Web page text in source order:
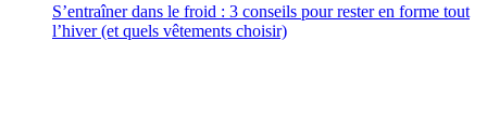
S’entraîner dans le froid : 3 conseils pour rester en forme tout
l’hiver (et quels vêtements choisir)